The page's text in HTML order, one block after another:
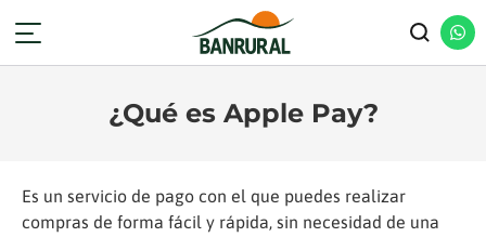
¿Qué es Apple Pay?
Es un servicio de pago con el que puedes realizar
compras de forma fácil y rápida, sin necesidad de una